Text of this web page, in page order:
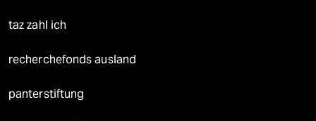
taz zahl ich
recherchefonds ausland
panterstiftung